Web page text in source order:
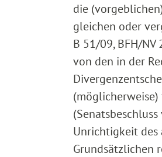
die
gleichen oder
B 51/09, BFH/
von den in der
Unrichtigkeit des
Grundsätzlichen